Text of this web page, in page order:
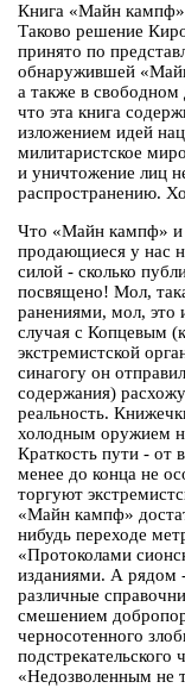
Книга «Майн кампф»
Таково решение
принято по
обнаружившей
а также в
что эта книга
изложением идей
милитаристское
и уничтожение лиц
распространению.
Что «Майн кампф» и
продающиеся у нас
силой - сколько
посвящено! Мол,
ранениями, мол, это
случая с Копцевым
экстремистской
синагогу он
содержания)
реальность.
холодным оружием
Краткость пути - от
менее до конца не
торгуют
«Майн кампф»
нибудь переходе
«Протоколами
изданиями. А рядом
различные
смешением
черносотенного
подстрекательского
«Недозволенным не